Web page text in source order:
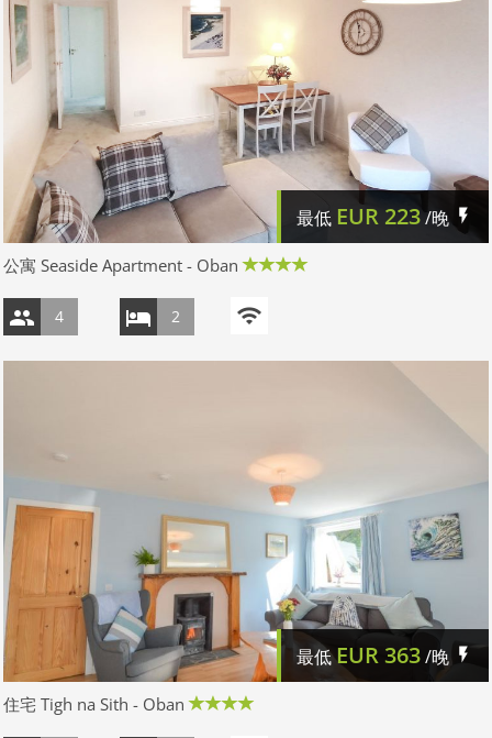
最低 EUR223/晚
公寓 Seaside Apartment - Oban
4 2
最低EUR363/晚
住宅 Tigh na Sith - Oban